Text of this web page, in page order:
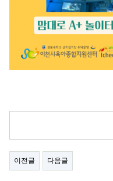
이전글 다음글